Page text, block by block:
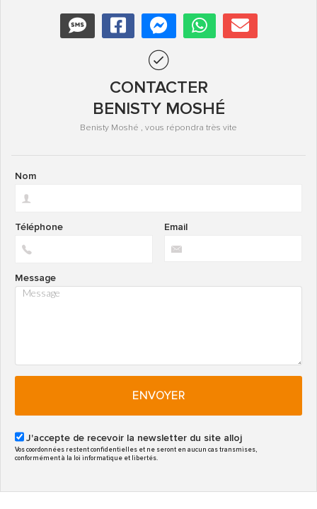
CONTACTER
BENISTY MOSHÉ
Benisty Moshé , vous répondra très vite
Nom
Email
Téléphone
Message
ENVOYER
J'accepte de recevoir la newsletter du site alloj
Vos coordonnées restent confidentielles et ne seront en aucun cas transmises,
conformément à la loi informatique et libertés.